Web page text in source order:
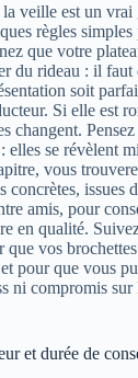
la veille est un
règles
que votre
du rideau : il faut
soit
Si elle est
changent.
elles se révèlent
vous
concrètes, issues
amis, pour
en qualité.
que vos
pour que vous
ni compromis sur
et durée de